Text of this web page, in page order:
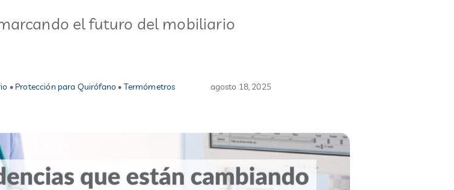
el futuro del mobiliario
• Protección para Quirófano• Termómetros agosto 18, 2025